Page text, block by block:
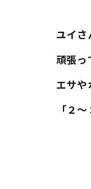
ユイさ
頑張っ
エサや
「２